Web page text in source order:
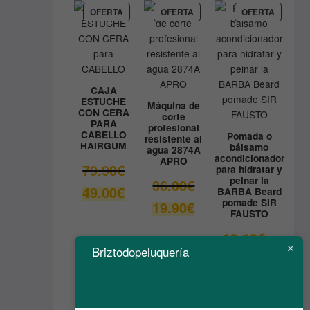
9.80€.
es:
8.90€.
OFERTA PRODUCTO
EN
OFERTA
CAJA
ESTUCHE
CON CERA
PARA
CABELLO
HAIRGUM
79.90€El
original
49.00€El
precio
es:
49.00€.
OFERTAPRODUCTO
EN
OFERTA
Máquina de
corte
profesional
resistente al
agua 2874A
APRO
36.00€El
precio
original
19.90€El
precio
actual
OFERTA
EN
OFERTA
Pomada o
bálsamo
acondicionador
para hidratar y
peinar la
BARBA Beard
pomade SIR
FAUSTO
13.10€El
precio
Briztodopeluquería